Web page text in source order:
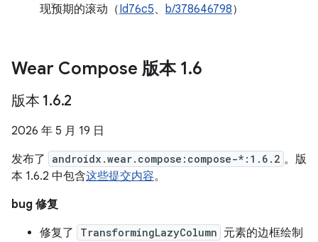
现预期的滚动（Id76c5、 b/378646798）
Wear Compose 版本 1.6
版本 1.6.2
2026 年 5 月 19 日
发布了
androidx.wear.compose:compose-*:1.6.2 。版
本 1.6.2 中包含这些提交内容。
bug 修复
修复了
TransformingLazyColumn 元素的边框绘制